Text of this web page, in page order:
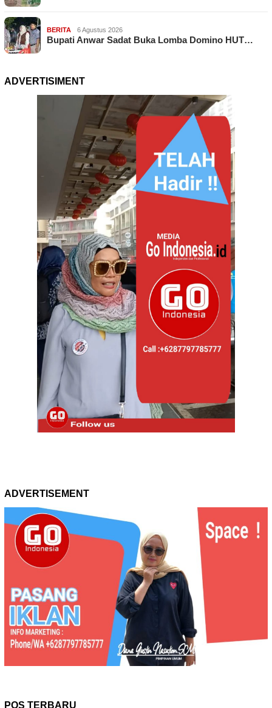
BERITA 6 Agustus 2026
Bupati Anwar Sadat Buka Lomba Domino HUT…
ADVERTISIMENT
ADVERTISEMENT
POS TERBARU